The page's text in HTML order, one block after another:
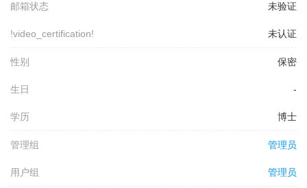
邮箱状态 未验证
!video_certification! 未认证
性别 保密
生日 -
学历 博士
管理组 管理员
用户组 管理员